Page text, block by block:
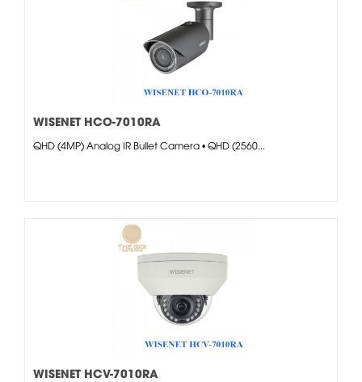
WISENET HCO-7010RA
QHD (4MP) Analog IR Bullet Camera • QHD (2560...
WISENET HCV-7010RA